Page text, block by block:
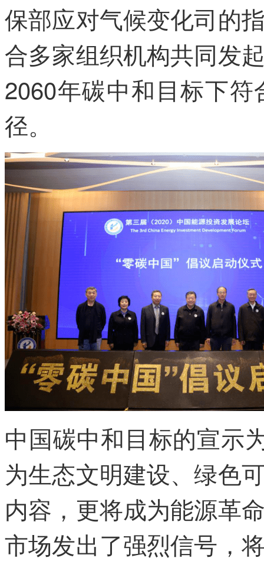
保部应对气候变化司的
合多家组织机构共同发
2060年碳中和目标下
径。
中国碳中和目标的宣示
为生态文明建设、绿色
内容，更将成为能源革
市场发出了强烈信号，